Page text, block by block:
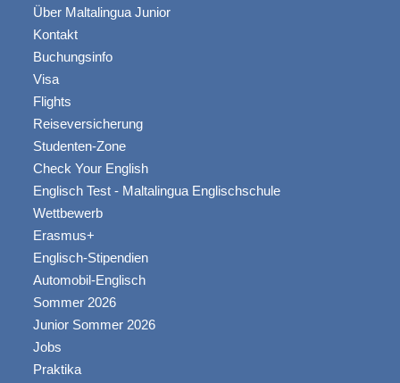
Über Maltalingua Junior
Kontakt
Buchungsinfo
Visa
Flights
Reiseversicherung
Studenten-Zone
Check Your English
Englisch Test - Maltalingua Englischschule
Wettbewerb
Erasmus+
Englisch-Stipendien
Automobil-Englisch
Sommer 2026
Junior Sommer 2026
Jobs
Praktika